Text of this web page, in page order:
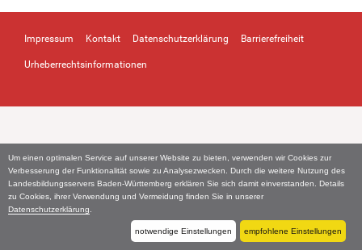
Um einen optimalen Service auf unserer Website zu bieten, verwenden wir Cookies zur
Verbesserung der Funktionalität sowie zu Analysezwecken. Durch die weitere Nutzung des
Landesbildungsservers Baden-Württemberg erklären Sie sich damit einverstanden. Details
zu Cookies, ihrer Verwendung und Vermeidung finden Sie in unserer
Datenschutzerklärung
notwendige Einstellungen empfohlene Einstellungen
Impressum Kontakt Datenschutzerklärung Barrierefreiheit
Urheberrechtsinformationen